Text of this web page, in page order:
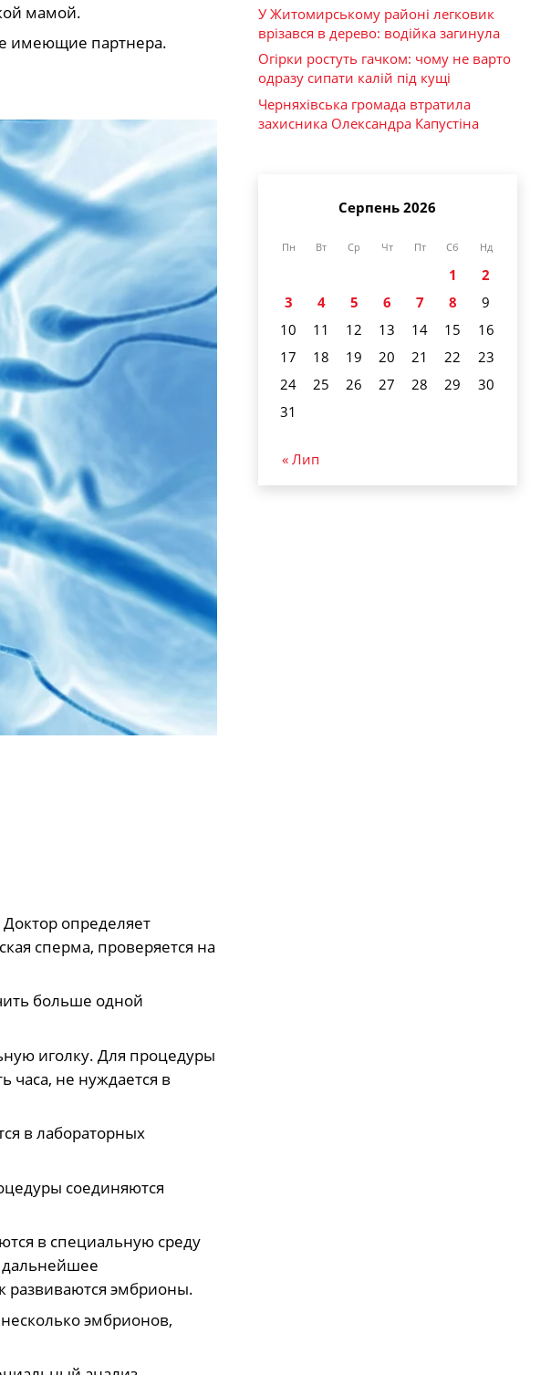
мамой.
имеющие партнера.
определяет
сперма, проверяется на
больше одной
иголку. Для процедуры
часа, не нуждается в
в лабораторных
соединяются
в специальную среду
дальнейшее
развиваются эмбрионы.
эмбрионов,
У Житомирському районі легковик
врізався в дерево: водійка загинула
Огірки ростуть гачком: чому не варто
одразу сипати калій під кущі
Черняхівська громада втратила
захисника Олександра Капустіна
Серпень 2026
Пн Вт Ср Чт Пт Сб Нд
1
2
3
4 5 6 7 8
9
10
11 12 13 14 15
16
17
18 19 20 21 22
23
24
25 26 27 28 29
30
31
« Лип